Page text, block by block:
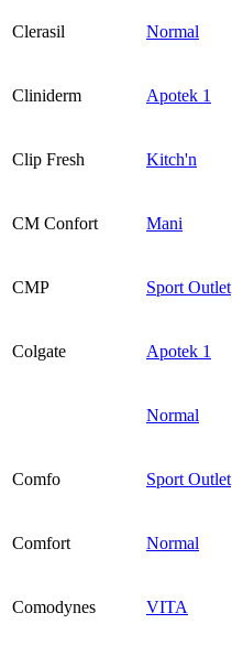
Clerasil Normal
Cliniderm Apotek 1
Clip Fresh Kitch'n
CM Confort Mani
CMP Sport Outlet
Colgate Apotek 1
Normal
Comfo Sport Outlet
Comfort Normal
Comodynes VITA